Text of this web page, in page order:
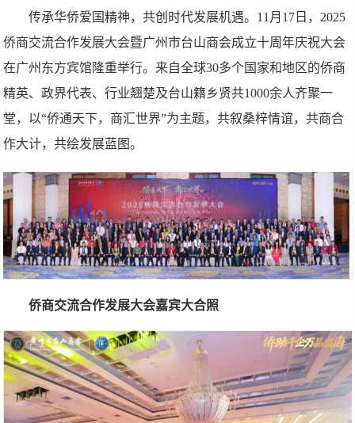
传承华侨爱国精神，共创时代发展机遇。11月17日，2025
侨商交流合作发展大会暨广州市台山商会成立十周年庆祝大会
在广州东方宾馆隆重举行。来自全球30多个国家和地区的侨商
精英、政界代表、行业翘楚及台山籍乡贤共1000余人齐聚一
堂，以“侨通天下，商汇世界”为主题，共叙桑梓情谊，共商合
作大计，共绘发展蓝图。
侨商交流合作发展大会嘉宾大合照